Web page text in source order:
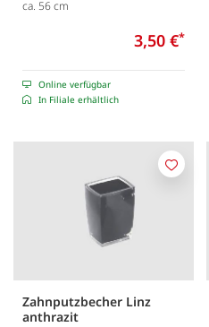
ca. 56 cm
3,50 €*
Online verfügbar
In Filiale erhältlich
Zahnputzbecher Linz
anthrazit
Merken